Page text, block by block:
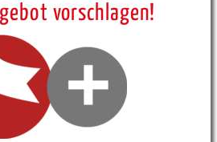
vorschlagen!